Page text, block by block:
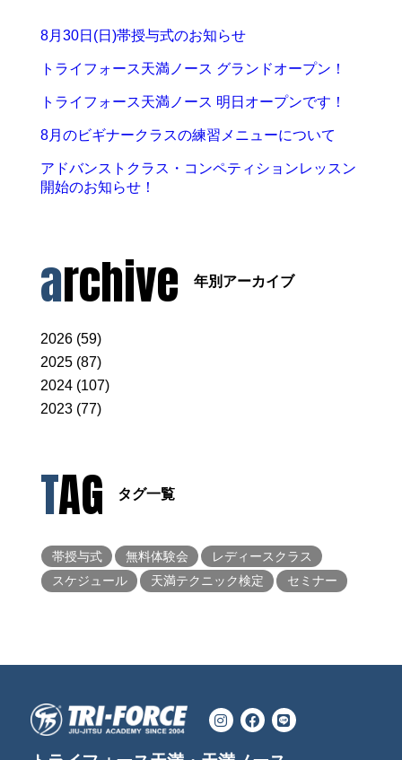
8月30日(日)帯授与式のお知らせ
トライフォース天満ノース グランドオープン！
トライフォース天満ノース 明日オープンです！
8月のビギナークラスの練習メニューについて
アドバンストクラス・コンペティションレッスン
開始のお知らせ！
archive 年別アーカイブ
2026 (59)
2025 (87)
2024 (107)
2023 (77)
TAG タグ一覧
帯授与式 無料体験会
レディースクラス
スケジュール
天満テクニック検定 セミナー